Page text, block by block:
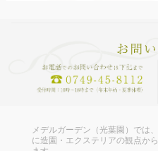
メデルガーデン（光葉園）では
に造園・エクステリアの観点か